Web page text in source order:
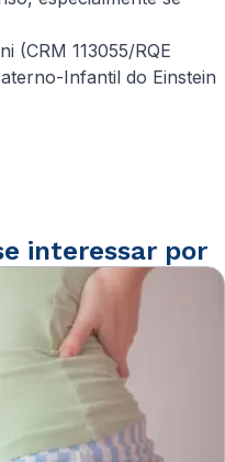
(CRM 113055/RQE
Infantil do Einstein
interessar por